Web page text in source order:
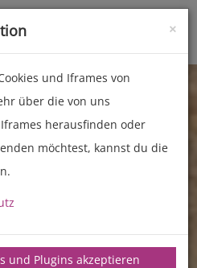
Toggle
×
und Iframes von
über die von uns
herausfinden oder
möchtest, kannst du die
und Plugins akzeptieren